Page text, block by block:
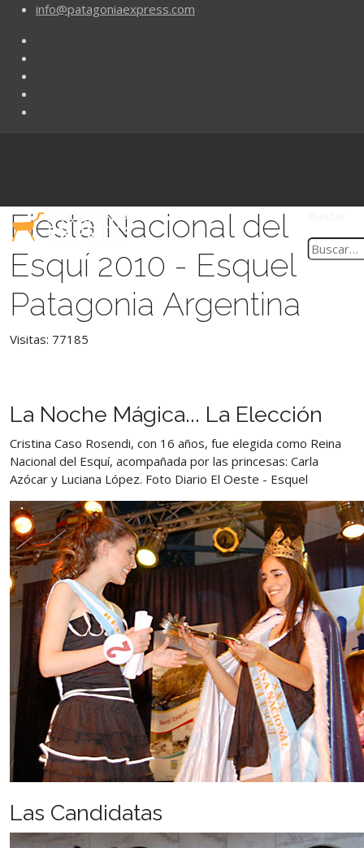
info@patagoniaexpress.com
Fiesta Nacional del
Esquí 2010 - Esquel
Patagonia Argentina
Visitas: 77185
La Noche Mágica... La Elección
Cristina Caso Rosendi, con 16 años, fue elegida como Reina
Nacional del Esquí, acompañada por las princesas: Carla
Azócar y Luciana López. Foto Diario El Oeste - Esquel
Las Candidatas